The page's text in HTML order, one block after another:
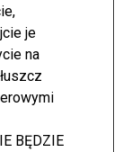
je
na
BĘDZIE